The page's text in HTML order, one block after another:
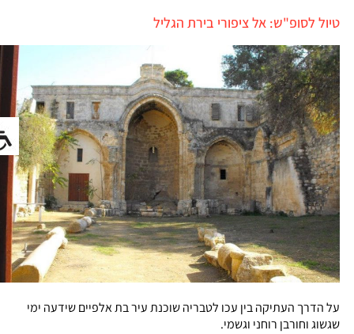
טיול לסופ"ש: אל ציפורי בירת הגליל
על הדרך העתיקה בין עכו לטבריה שוכנת עיר בת אלפיים שידעה ימי
שגשוג וחורבן רוחני וגשמי.